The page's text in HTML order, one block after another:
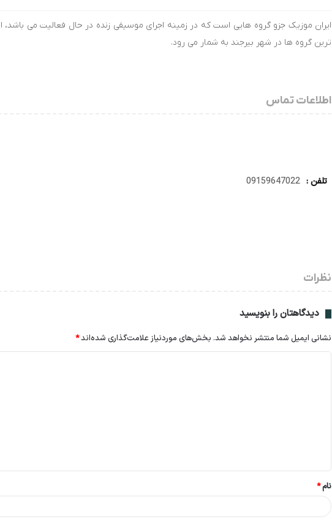
ایران موزیک جزو گروه هایی است که در زمینه اجرای موسیقی زنده در حال فعالیت می
ترین گروه ها در شهر بیرجند به شمار می رود.
اطلاعات تماس
تلفن : 09159647022
نظرات
دیدگاهتان را بنویسید
نشانی ایمیل شما منتشر نخواهد شد. بخش‌های موردنیاز علامت‌گذاری شده‌اند*
*
نام*